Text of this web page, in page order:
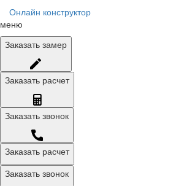
Онлайн конструктор
меню
Заказать замер
Заказать расчет
Заказать звонок
Заказать расчет
Заказать звонок